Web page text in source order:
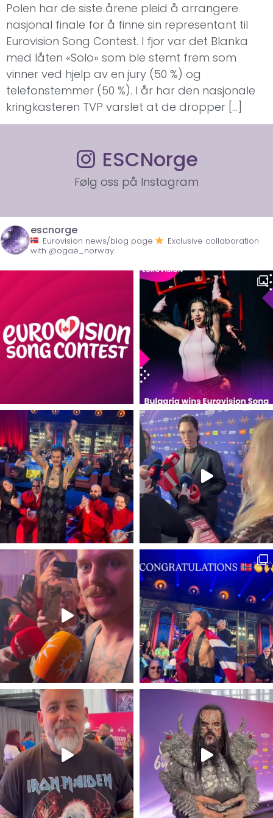
Polen har de siste årene pleid å arrangere
nasjonal finale for å finne sin representant til
Eurovision Song Contest. I fjor var det Blanka
med låten «Solo» som ble stemt frem som
vinner ved hjelp av en jury (50 %) og
telefonstemmer (50 %). I år har den nasjonale
kringkasteren TVP varslet at de dropper […]
ESCNorge
Følg oss på Instagram
escnorge
Eurovision news/blog page
Exclusive collaboration
with @ogae_norway